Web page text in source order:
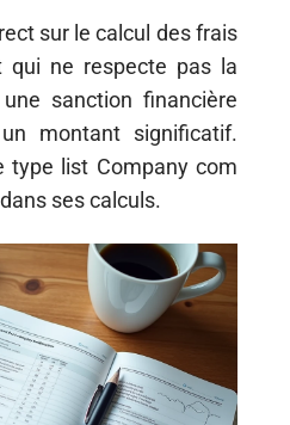
sur le calcul des frais
qui ne respecte pas la
sanction financière
montant significatif.
type list Company com
ses calculs.